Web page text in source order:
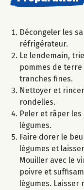
Décongeler les
réfrigérateur.
Le lendemain,
pommes de terre
tranches fines.
Nettoyer et
rondelles.
Peler et râper les
légumes.
Faire dorer le
légumes et
Mouiller avec le
poivre et
légumes. Laisser